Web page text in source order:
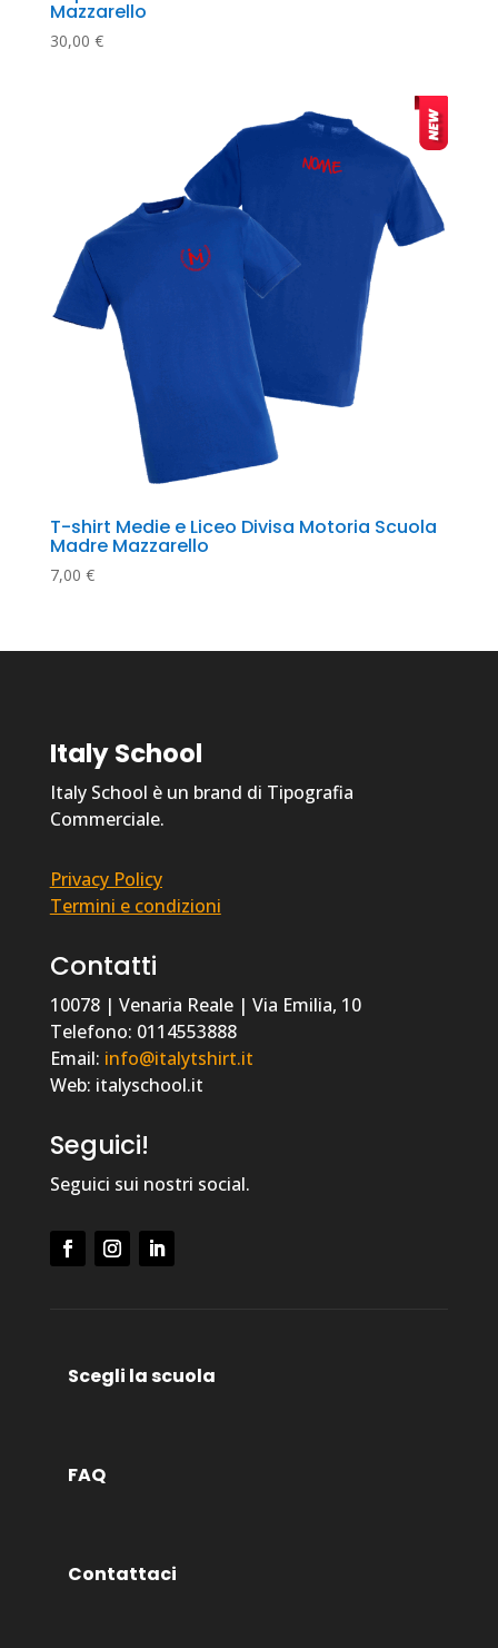
Mazzarello
30,00 €
T-shirt Medie e Liceo Divisa Motoria Scuola
Madre Mazzarello
7,00 €
Italy School
Italy School è un brand di Tipografia
Commerciale.
Privacy Policy
Termini e condizioni
Contatti
10078 | Venaria Reale | Via Emilia, 10
Telefono: 0114553888
Email: info@italytshirt.it
Web: italyschool.it
Seguici!
Seguici sui nostri social.
Scegli la scuola
FAQ
Contattaci